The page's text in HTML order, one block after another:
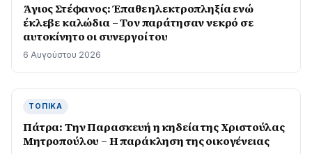
Άγιος Στέφανος: Έπαθε ηλεκτροπληξία ενώ
έκλεβε καλώδια – Τον παράτησαν νεκρό σε
αυτοκίνητο οι συνεργοί του
6 Αυγούστου 2026
ΤΟΠΙΚΆ
Πάτρα: Την Παρασκευή η κηδεία της Χριστούλας
Μητροπούλου – Η παράκληση της οικογένειας